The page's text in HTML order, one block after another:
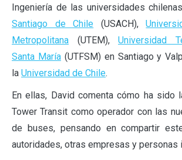
Ingeniería de las universidades
Santiago de Chile (USACH),
Metropolitana (UTEM), Universidad
Santa María(UTFSM) en Santiago y
la Universidad de Chile.
En ellas, David comenta cómo ha sido
Tower Transit como operador con las
de buses, pensando en compartir
autoridades, otras empresas y personas